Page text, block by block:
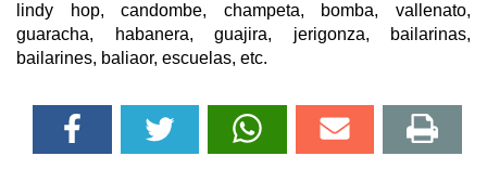
lindy hop, candombe, champeta, bomba, vallenato,
guaracha, habanera, guajira, jerigonza, bailarinas,
bailarines, baliaor, escuelas, etc.